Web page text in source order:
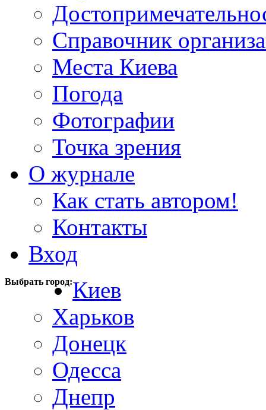
Справочник
Места Киева
Погода
Фотографии
Точка зрения
О журнале
Как стать автором!
Контакты
Вход
Выбрать город:Киев
Харьков
Донецк
Одесса
Днепр